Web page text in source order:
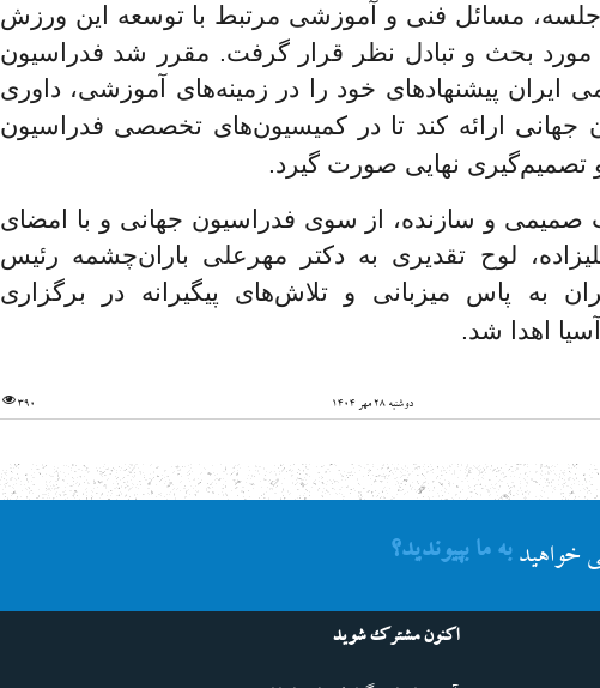
مسائل فنی و آموزشی مرتبط با توسعه این ورزش
بحث و تبادل نظر قرار گرفت. مقرر شد فدراسیون
ایران پیشنهادهای خود را در زمینه‌های آموزشی، داوری
جهانی ارائه کند تا در کمیسیون‌های تخصصی فدراسیون
تصمیم‌گیری نهایی صورت گیرد.
صمیمی و سازنده، از سوی فدراسیون جهانی و با امضای
لوح تقدیری به دکتر مهرعلی باران‌چشمه رئیس
به پاس میزبانی و تلاش‌های پیگیرانه در برگزاری
اهدا شد.
دوشنبه 28 مهر 1404 390
خواهیدبه ما بپیوندید؟
اکنون مشترک شوید